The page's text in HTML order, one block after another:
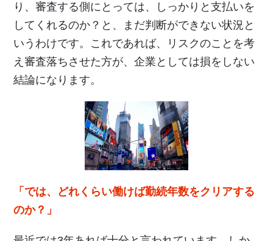
り、審査する側にとっては、しっかりと支払いを
してくれるのか？と、まだ判断ができない状況と
いうわけです。これであれば、リスクのことを考
え審査落ちさせた方が、企業としては損をしない
結論になります。
「では、どれくらい働けば勤続年数をクリアする
のか？」